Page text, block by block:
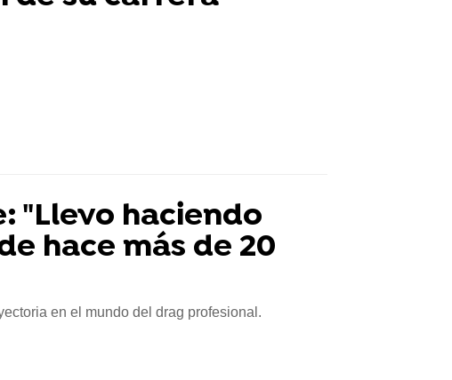
"Llevo haciendo
hace más de 20
en el mundo del drag profesional.